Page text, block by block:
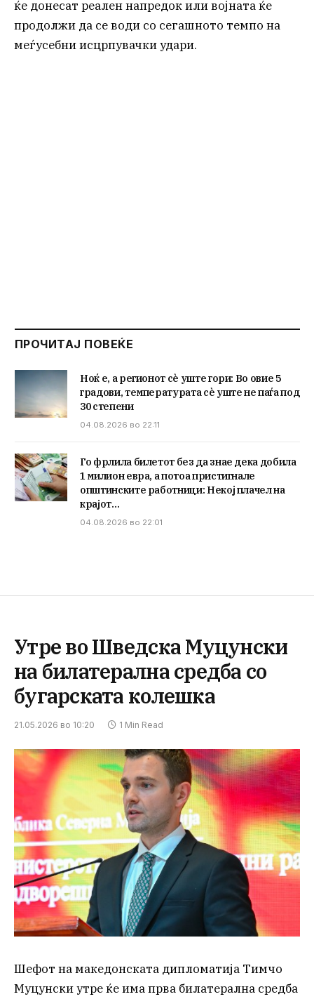
ќе донесат реален напредок или војната ќе
продолжи да се води со сегашното темпо на
меѓусебни исцрпувачки удари.
ПРОЧИТАЈ ПОВЕЌЕ
Ноќ е, а регионот сè уште гори: Во овие 5
градови, температурата сè уште не паѓа под
30 степени
04.08.2026 во 22:11
Го фрлила билетот без да знае дека добила
1 милион евра, а потоа пристигнале
општинските работници: Некој плачел на
крајот…
04.08.2026 во 22:01
Утре во Шведска Муцунски
на билатерална средба со
бугарската колешка
21.05.2026 во 10:20 1 Min Read
Шефот на македонската дипломатија Тимчо
Муцунски утре ќе има прва билатерална средба